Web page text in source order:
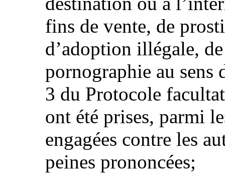
fins de vente, de
d’adoption illégale,
pornographie au sens
3 du Protocole
ont été prises, parmi
engagées contre les
peines prononcées;